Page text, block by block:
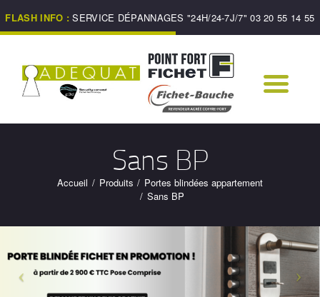
FLASH INFO : SERVICE DÉPANNAGES "24H/24-7J/7" 03 20 55 14 55
Sans BP
Accueil Produits
Portes blindées appartement
Sans BP
ACCUEIL
DÉPANNAGE 7J/7,
24H/24
PRÉSENTATION
PRESTATIONS
NORMES DE